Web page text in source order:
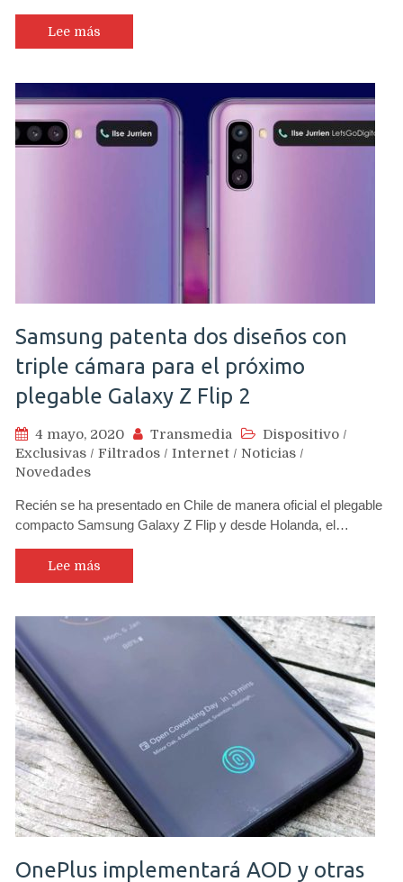
Lee más
Samsung patenta dos diseños con
triple cámara para el próximo
plegable Galaxy Z Flip 2
4 mayo, 2020 Transmedia Dispositivo /
Exclusivas / Filtrados / Internet / Noticias /
Novedades
Recién se ha presentado en Chile de manera oficial el plegable
compacto Samsung Galaxy Z Flip y desde Holanda, el…
Lee más
OnePlus implementará AOD y otras